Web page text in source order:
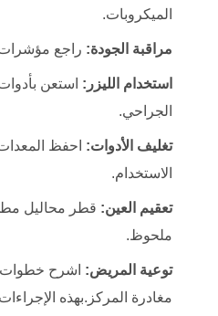
الميكروبات.
مراقبة الجودة: راجع مؤشرات
استخدام الليزر: استعن
الجراحي.
تغليف الأدوات: احفظ
الاستخدام.
تعقيم العين: قطر محاليل
ملحوظ.
توعية المريض: اشرح خطوات
مغادرة المركز.بهذه